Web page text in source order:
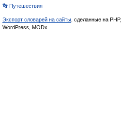
👣 Путешествия
Экспорт словарей на сайты , сделанные на PHP,
WordPress, MODx.